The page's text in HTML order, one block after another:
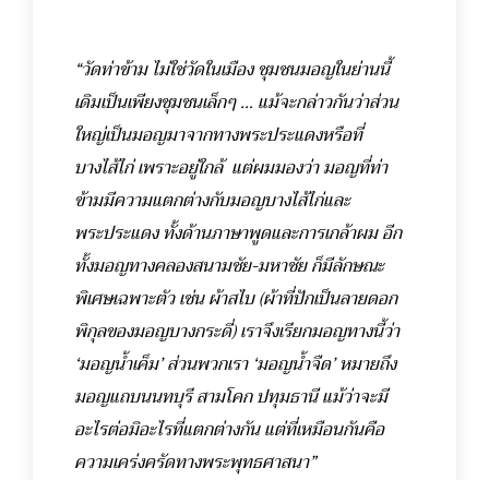
“วัดท่าข้าม ไม่ใช่วัดในเมือง ชุมชนมอญในย่านนี้
เดิมเป็นเพียงชุมชนเล็กๆ … แม้จะกล่าวกันว่าส่วน
ใหญ่เป็นมอญมาจากทางพระประแดงหรือที่
บางไส้ไก่ เพราะอยู่ใกล้ แต่ผมมองว่า มอญที่ท่า
ข้ามมีความแตกต่างกับมอญบางไส้ไก่และ
พระประแดง ทั้งด้านภาษาพูดและการเกล้าผม อีก
ทั้งมอญทางคลองสนามชัย-มหาชัย ก็มีลักษณะ
พิเศษเฉพาะตัว เช่น ผ้าสไบ (ผ้าที่ปักเป็นลายดอก
พิกุลของมอญบางกระดี่) เราจึงเรียกมอญทางนี้ว่า
‘มอญน้ำเค็ม’ ส่วนพวกเรา ‘มอญน้ำจืด’ หมายถึง
มอญแถบนนทบุรี สามโคก ปทุมธานี แม้ว่าจะมี
อะไรต่อมิอะไรที่แตกต่างกัน แต่ที่เหมือนกันคือ
ความเคร่งครัดทางพระพุทธศาสนา”